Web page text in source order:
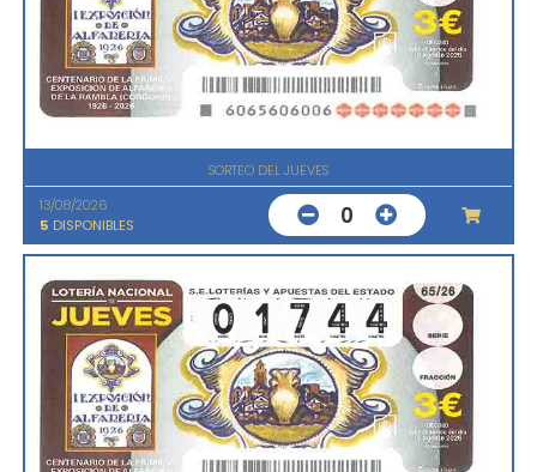
SORTEO DEL JUEVES
13/08/2026
5 DISPONIBLES 0